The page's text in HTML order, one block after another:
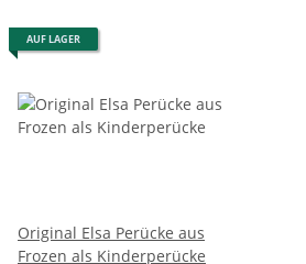
AUF LAGER
Original Elsa Perücke aus
Frozen als Kinderperücke